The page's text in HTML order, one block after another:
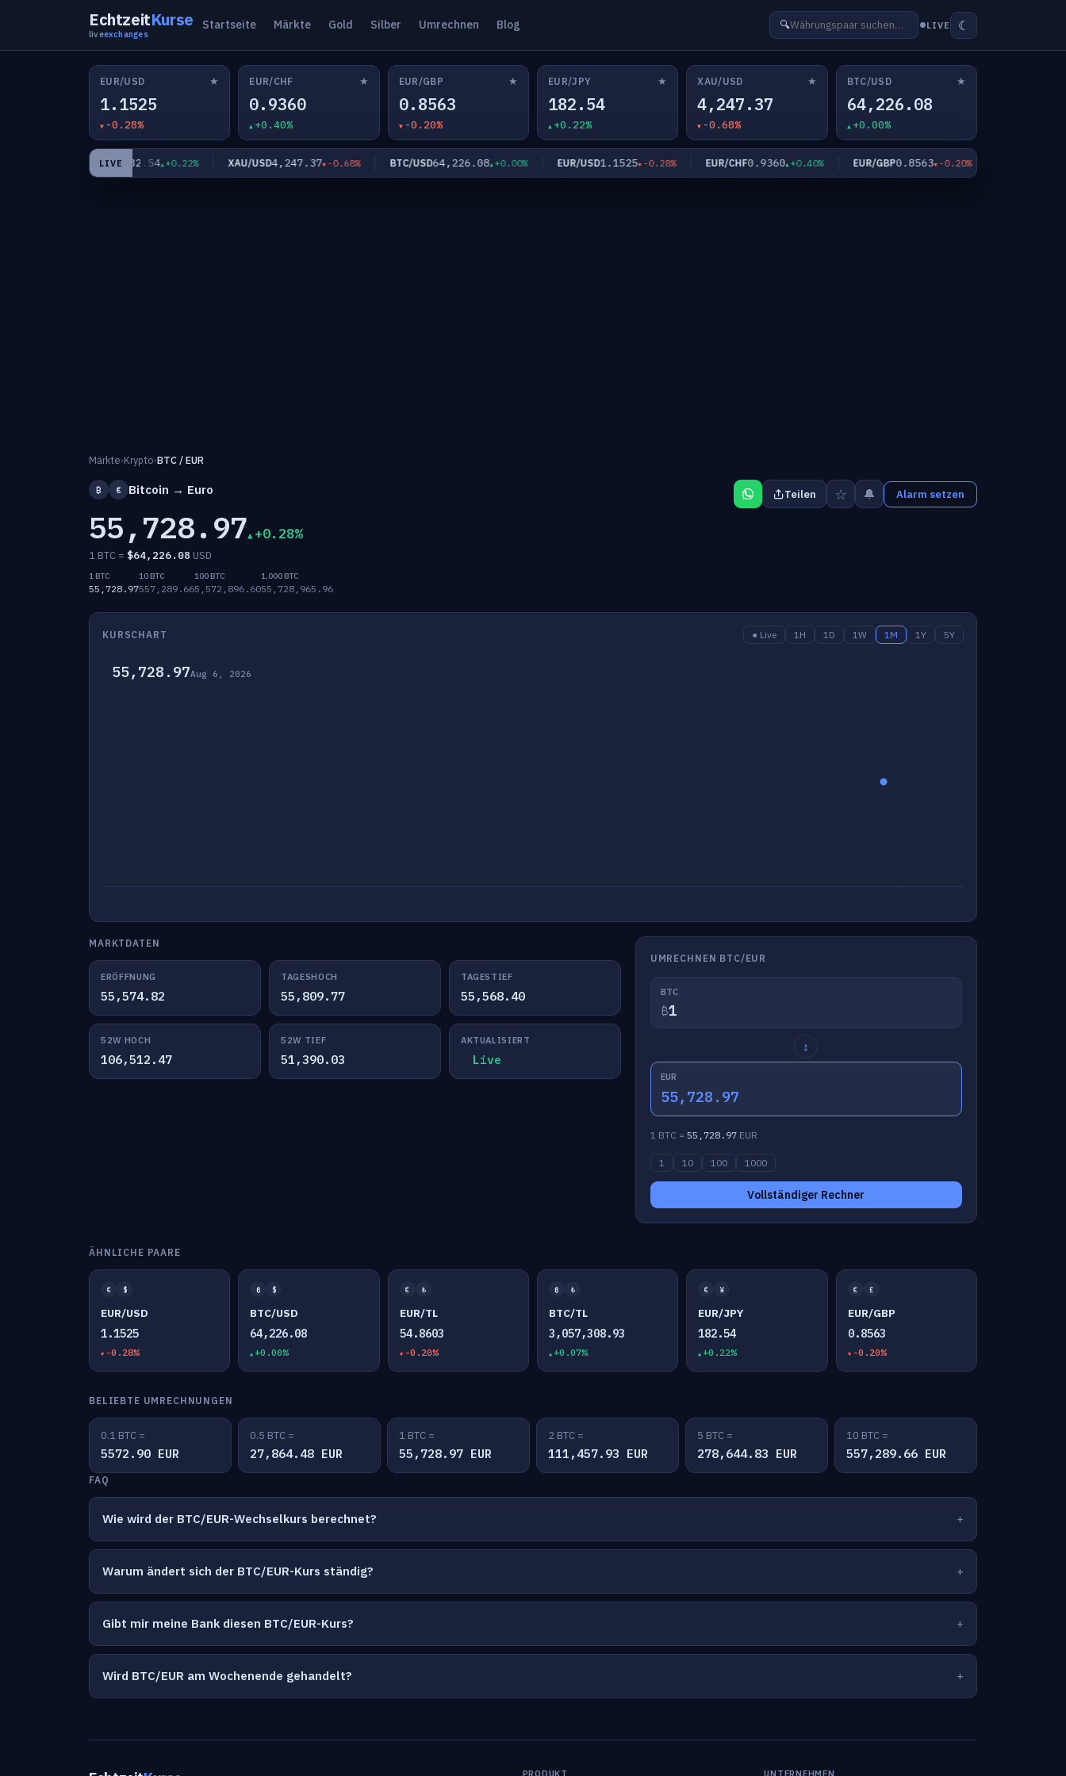
EchtzeitKurse
liveexchanges
Startseite Märkte Gold Silber Umrechnen Blog 🔍 LIVE ☾
EUR/USD ★
1.1525
-0.28%
EUR/CHF ★
0.9360
+0.40%
EUR/GBP ★
0.8563
-0.20%
EUR/JPY ★
182.54
+0.22%
XAU/USD ★
4,247.37
-0.68%
BTC/USD ★
64,226.08
+0.00%
LIVE
EUR/JPY182.54 +0.22% XAU/USD4,247.37 -0.68% BTC/USD64,226.08 +0.00% EUR/USD1.1525 -0.28% EUR/CHF0.9360 +0.40% EUR/GBP0.8563 -0.20%
Märkte›Krypto›BTC / EUR
₿ € Bitcoin → Euro
55,728.97 +0.28%
1 BTC = $64,226.08 USD
1 BTC
55,728.97
10 BTC
557,289.66
100 BTC
5,572,896.60
1,000 BTC
55,728,965.96
Teilen ☆ 🔔 Alarm setzen
KURSCHART ● Live 1H 1D 1W 1M 1Y 5Y
55,728.97Aug 6, 2026
MARKTDATEN
ERÖFFNUNG
55,574.82
TAGESHOCH
55,809.77
TAGESTIEF
55,568.40
52W HOCH
106,512.47
52W TIEF
51,390.03
AKTUALISIERT
Live
UMRECHNEN BTC/EUR
BTC
₿
↕
EUR
55,728.97
1 BTC = 55,728.97EUR
1 10 100 1000
Vollständiger Rechner
ÄHNLICHE PAARE
€ $
EUR/USD
1.1525
-0.28%
₿ $
BTC/USD
64,226.08
+0.00%
€ ₺
EUR/TL
54.8603
-0.20%
₿ ₺
BTC/TL
3,057,308.93
+0.07%
€ ¥
EUR/JPY
182.54
+0.22%
€ £
EUR/GBP
0.8563
-0.20%
BELIEBTE UMRECHNUNGEN
0.1 BTC =
5572.90 EUR
0.5 BTC =
27,864.48 EUR
1 BTC =
55,728.97 EUR
2 BTC =
111,457.93 EUR
5 BTC =
278,644.83 EUR
10 BTC =
557,289.66 EUR
FAQ
Wie wird der BTC/EUR-Wechselkurs berechnet?
Warum ändert sich der BTC/EUR-Kurs ständig?
Gibt mir meine Bank diesen BTC/EUR-Kurs?
Wird BTC/EUR am Wochenende gehandelt?
PRODUKT UNTERNEHMEN